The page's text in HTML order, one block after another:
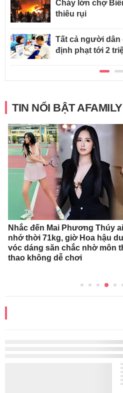
Cháy lớn chợ
thiêu rụi
Tất cả người dân
định phạt tới 2
TIN NỔI BẬT AFAMILY
Nhắc đến Mai Phương Thúy
nhớ thời 71kg, giờ Hoa hậu
vóc dáng săn chắc nhờ môn
thao không dễ chơi